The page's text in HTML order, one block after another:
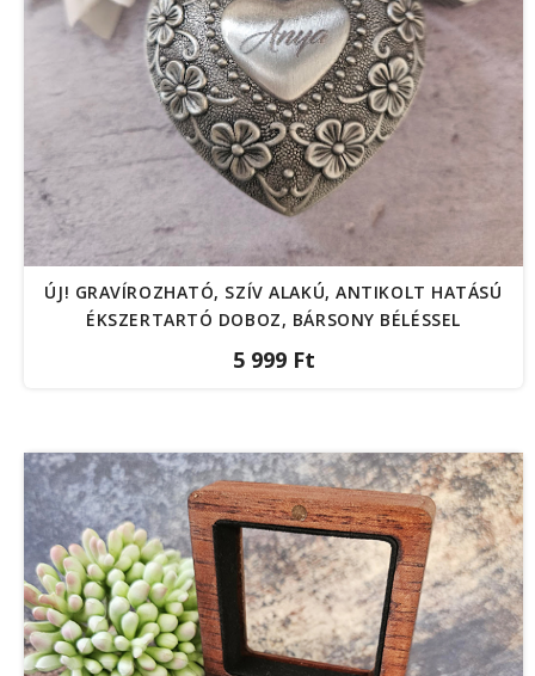
ÚJ! GRAVÍROZHATÓ, SZÍV ALAKÚ, ANTIKOLT HATÁSÚ
ÉKSZERTARTÓ DOBOZ, BÁRSONY BÉLÉSSEL
5 999 Ft